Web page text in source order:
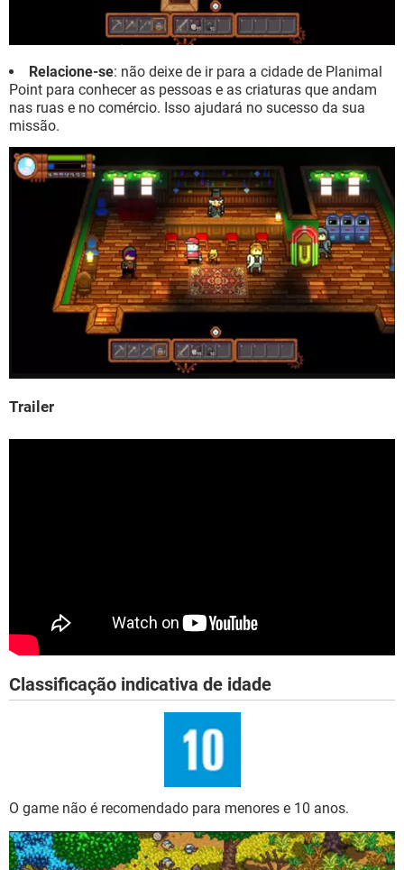
Relacione-se: não deixe de ir para a cidade de Planimal
Point para conhecer as pessoas e as criaturas que andam
nas ruas e no comércio. Isso ajudará no sucesso da sua
missão.
Trailer
Classificação indicativa de idade
O game não é recomendado para menores e 10 anos.